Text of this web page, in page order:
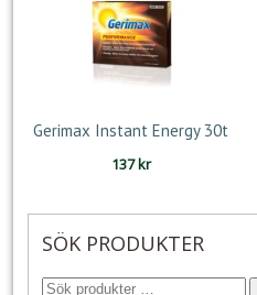
Gerimax Instant Energy 30t
137kr
SÖK PRODUKTER